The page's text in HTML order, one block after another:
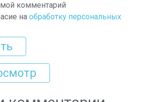
комментарий
на обработку персональных